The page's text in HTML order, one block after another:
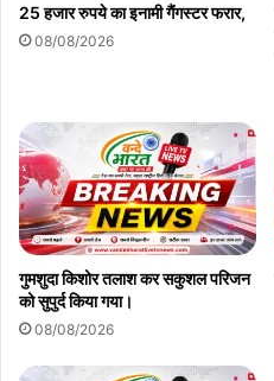
25 हजार रुपये का इनामी गैंगस्टर फरार,
08/08/2026
गुमशुदा किशोर तलाश कर सकुशल परिजन
को सुपुर्द किया गया।
08/08/2026